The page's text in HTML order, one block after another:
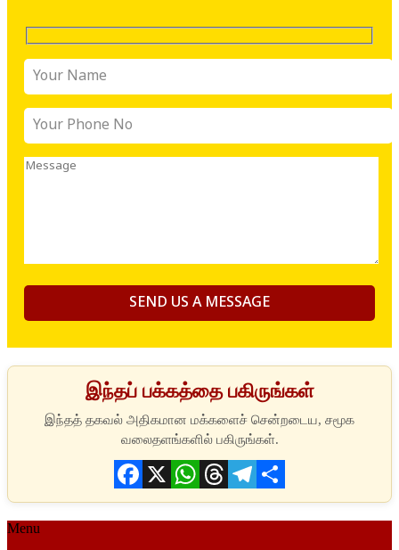
இந்தப் பக்கத்தை பகிருங்கள்
Facebook
X WhatsApp
ThreadsTelegram
Share
Menu